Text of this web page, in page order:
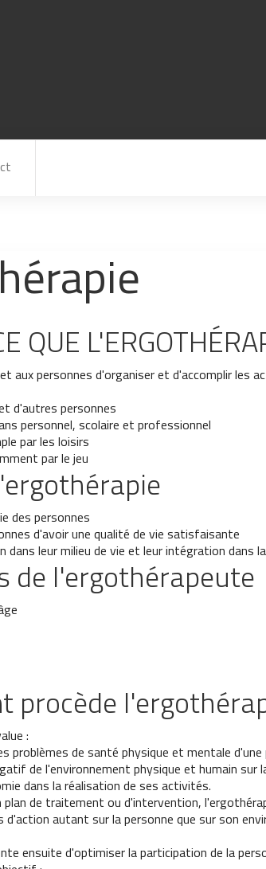
QUE
aux personnes d'organiser et d'accomplir les
d'autres personnes
personnel, scolaire et professionnel
par les loisirs
par le jeu
des personnes
d'avoir une qualité de vie satisfaisante
dans leur milieu de vie et leur intégration dans
de l'ergothérapeute
procède
:
problèmes de santé physique et mentale
de l'environnement physique et humain sur
dans la réalisation de ses activités.
de traitement ou d'intervention,
autant sur la personne que sur son
ensuite d'optimiser la participation de la